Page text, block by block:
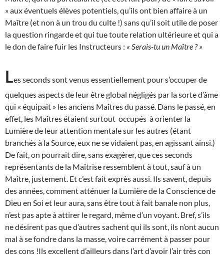
» aux éventuels élèves potentiels, qu’ils ont bien affaire à un
Maître (et non à un trou du culte !) sans qu’il soit utile de poser
la question ringarde et qui tue toute relation ultérieure et qui a
le don de faire fuir les Instructeurs : « Serais-tu un Maître ? »
Les seconds sont venus essentiellement pour s’occuper de
quelques aspects de leur être global négligés par la sorte d’âme
qui « équipait » les anciens Maîtres du passé. Dans le passé, en
effet, les Maîtres étaient surtout occupés à orienter la
Lumière de leur attention mentale sur les autres (étant
branchés à la Source, eux ne se vidaient pas, en agissant ainsi.)
De fait, on pourrait dire, sans exagérer, que ces seconds
représentants de la Maîtrise ressemblent à tout, sauf à un
Maître, justement. Et c’est fait exprès aussi. Ils savent, depuis
des années, comment atténuer la Lumière de la Conscience de
Dieu en Soi et leur aura, sans être tout à fait banale non plus,
n’est pas apte à attirer le regard, même d’un voyant. Bref, s’ils
ne désirent pas que d’autres sachent qui ils sont, ils n’ont aucun
mal à se fondre dans la masse, voire carrément à passer pour
des cons !Ils excellent d’ailleurs dans l’art d’avoir l’air très con